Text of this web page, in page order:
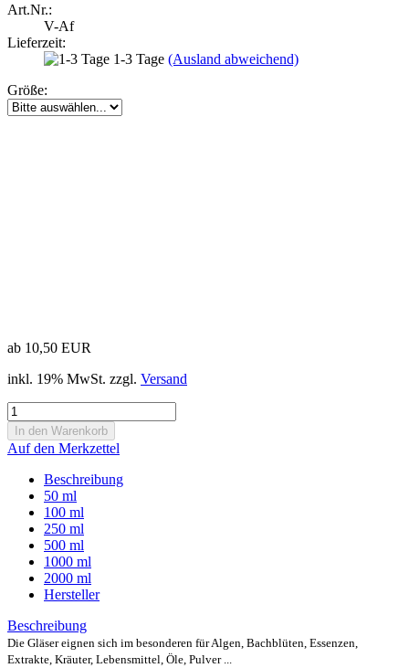
Art.Nr.:
V-Af
Lieferzeit:
1-3 Tage (Ausland abweichend)
Größe:
ab 10,50 EUR
inkl. 19% MwSt. zzgl. Versand
Auf den Merkzettel
Beschreibung
50 ml
100 ml
250 ml
500 ml
1000 ml
2000 ml
Hersteller
Beschreibung
Die Gläser eignen sich im besonderen für Algen, Bachblüten, Essenzen,
Extrakte, Kräuter, Lebensmittel, Öle, Pulver ...